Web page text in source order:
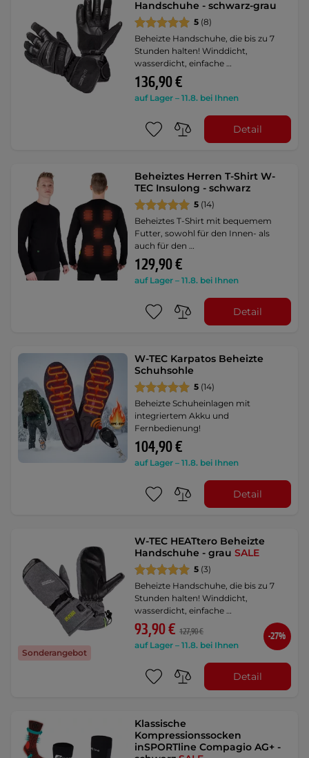
Handschuhe - schwarz-grau
5 (8)
Beheizte Handschuhe, die bis zu 7
Stunden halten! Winddicht,
wasserdicht, einfache …
136,90 €
auf Lager – 11.8. bei Ihnen
Detail
Beheiztes Herren T-Shirt W-
TEC Insulong - schwarz
5 (14)
Beheiztes T-Shirt mit bequemem
Futter, sowohl für den Innen- als
auch für den …
129,90 €
auf Lager – 11.8. bei Ihnen
Detail
W-TEC Karpatos Beheizte
Schuhsohle
5 (14)
Beheizte Schuheinlagen mit
integriertem Akku und
Fernbedienung!
104,90 €
auf Lager – 11.8. bei Ihnen
Detail
Sonderangebot
W-TEC HEATtero Beheizte
Handschuhe - grauSALE
5 (3)
Beheizte Handschuhe, die bis zu 7
Stunden halten! Winddicht,
wasserdicht, einfache …
93,90 € 127,90 €
auf Lager – 11.8. bei Ihnen
-27%
Detail
Klassische
Kompressionssocken
inSPORTline Compagio AG+ -